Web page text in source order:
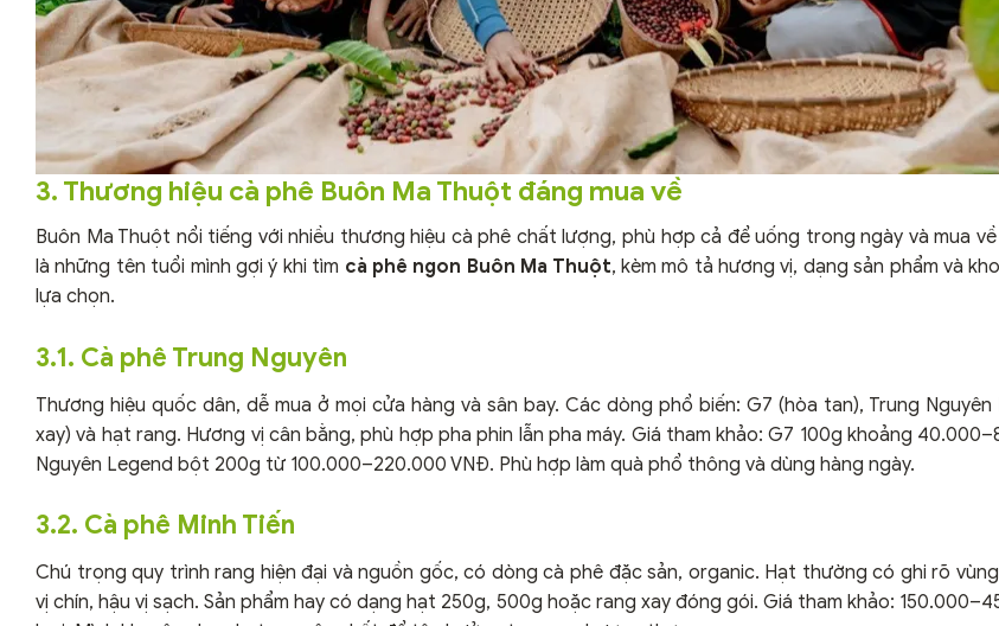
3. Thương hiệu cà phê Buôn Ma Thuột đáng mua về
Buôn Ma Thuột nổi tiếng với nhiều thương hiệu cà phê chất lượng, phù hợp cả để uống trong ngày và mua
là những tên tuổi mình gợi ý khi tìm cà phê ngon Buôn Ma Thuột, kèm mô tả hương vị, dạng sản phẩm và
lựa chọn.
3.1. Cà phê Trung Nguyên
Thương hiệu quốc dân, dễ mua ở mọi cửa hàng và sân bay. Các dòng phổ biến: G7 (hòa tan), Trung
xay) và hạt rang. Hương vị cân bằng, phù hợp pha phin lẫn pha máy. Giá tham khảo: G7 100g khoảng
Nguyên Legend bột 200g từ 100.000–220.000 VNĐ. Phù hợp làm quà phổ thông và dùng hàng ngày.
3.2. Cà phê Minh Tiến
Chú trọng quy trình rang hiện đại và nguồn gốc, có dòng cà phê đặc sản, organic. Hạt thường có ghi rõ
vị chín, hậu vị sạch. Sản phẩm hay có dạng hạt 250g, 500g hoặc rang xay đóng gói. Giá tham khảo: